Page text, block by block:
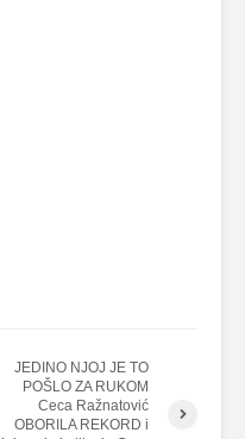
JEDINO NJOJ JE TO
POŠLO ZA RUKOM
Ceca Ražnatović
OBORILA REKORD i